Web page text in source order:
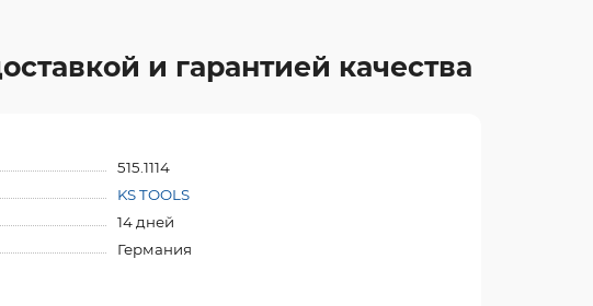
и гарантией качества
515.1114
KS TOOLS
14 дней
Германия